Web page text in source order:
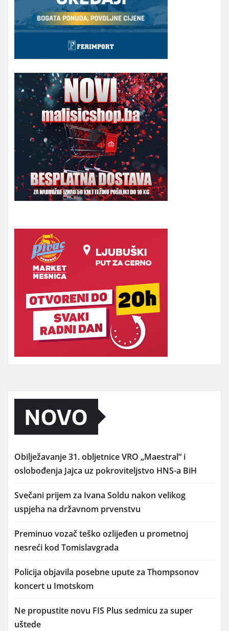
NOVO
Obilježavanje 31. obljetnice VRO „Maestral“ i
oslobođenja Jajca uz pokroviteljstvo HNS-a BiH
Svečani prijem za Ivana Soldu nakon velikog
uspjeha na državnom prvenstvu
Preminuo vozač teško ozlijeđen u prometnoj
nesreći kod Tomislavgrada
Policija objavila posebne upute za Thompsonov
koncert u Imotskom
Ne propustite novu FIS Plus sedmicu za super
uštede